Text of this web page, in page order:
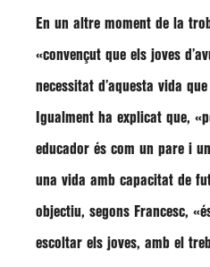
En un altre moment de la
«convençut que els joves
necessitat d’aquesta vida
Igualment ha explicat que,
educador és com un pare i
una vida amb capacitat de
objectiu, segons Francesc,
escoltar els joves, amb el